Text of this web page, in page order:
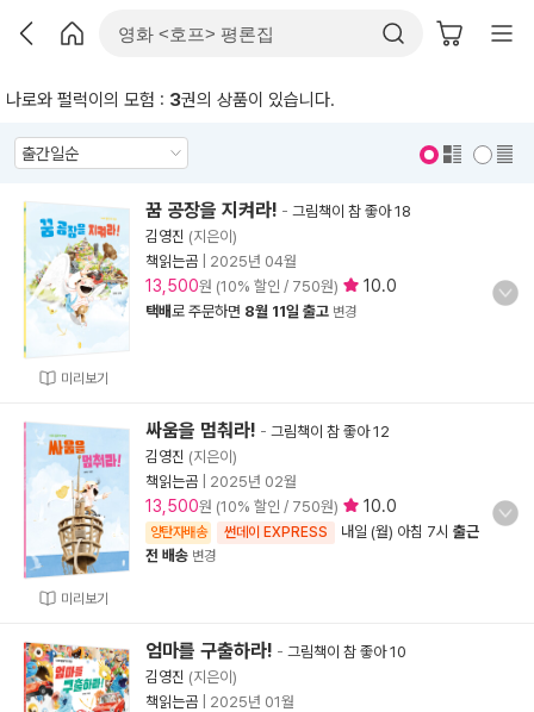
나로와 펄럭이의 모험 : 3권의 상품이 있습니다.
미리보기
꿈 공장을 지켜라! - 그림책이 참 좋아 18
김영진 (지은이)
책읽는곰
2025년 04월
13,500원 (10% 할인 / 750원) 10.0
택배로 주문하면 8월 11일 출고 변경
미리보기
싸움을 멈춰라! - 그림책이 참 좋아 12
김영진 (지은이)
책읽는곰
2025년 02월
13,500원 (10% 할인 / 750원) 10.0
양탄자배송 썬데이 EXPRESS 내일 (월) 아침 7시 출근
전 배송 변경
엄마를 구출하라! - 그림책이 참 좋아 10
김영진 (지은이)
책읽는곰
2025년 01월